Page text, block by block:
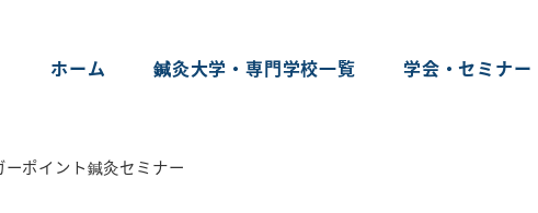
ホーム 鍼灸大学・専門学校一覧 学会・セミナ
ポイント鍼灸セミナー